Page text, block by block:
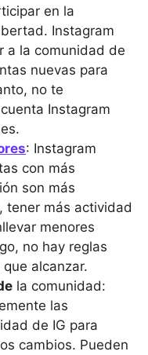
en la
Instagram
a la comunidad de
nuevas para
no te
Instagram
: Instagram
con más
son más
tener más actividad
menores
no hay reglas
alcanzar.
la comunidad:
las
de IG para
cambios. Pueden